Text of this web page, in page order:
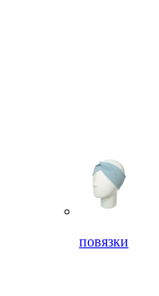
повязки